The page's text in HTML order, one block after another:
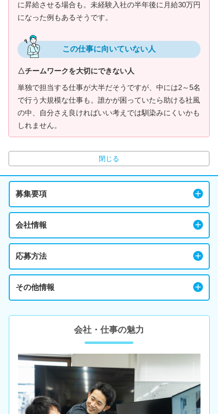
に昇給させる場合も。未経験入社の半年後に月給30万円
になった例もあるそうです。
この仕事に向いていない人
△チームワークを大切にできない人
単独で担当する仕事が大半だそうですが、中には2～5名
で行う大規模な仕事も。誰かが困っていたら助ける社風
の中、自分さえ良ければいい考えでは馴染みにくいかも
しれません。
閉じる
募集要項
会社情報
応募方法
その他情報
会社・仕事の魅力